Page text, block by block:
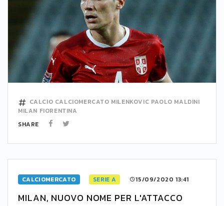
CALCIO CALCIOMERCATO MILENKOVIC PAOLO MALDINI
MILAN FIORENTINA
SHARE
CALCIOMERCATO SERIE A 15/09/2020 13:41
MILAN, NUOVO NOME PER L'ATTACCO